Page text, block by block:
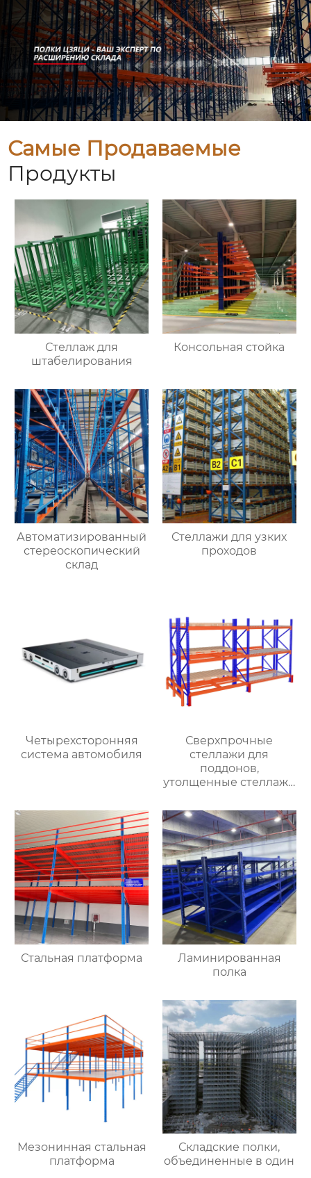
Самые Продаваемые
Продукты
Стеллаж для
штабелирования
Консольная стойка
Автоматизированный
стереоскопический
склад
Стеллажи для узких
проходов
Четырехсторонняя
система автомобиля
Сверхпрочные
стеллажи для
поддонов,
утолщенные стеллажи
балочного типа,
складские
помещения,
сверхпрочные
стеллажи, оптовая
продажа с фабрики
Стальная платформа
Ламинированная
полка
Мезонинная стальная
платформа
Складские полки,
объединенные в один